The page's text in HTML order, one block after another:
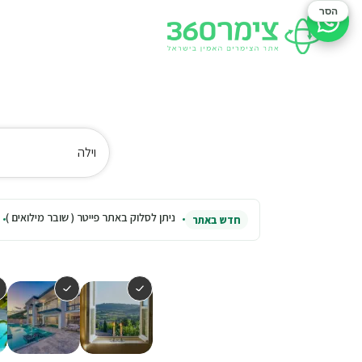
וילה
חדש באתר ניתן לסלוק באתר פייטר ( שובר מילואים )
סיוע בהזמנה
הסר